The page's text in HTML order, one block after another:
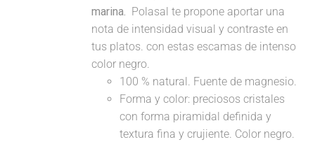
marina. Polasal te propone aportar una
nota de intensidad visual y contraste en
tus platos. con estas escamas de intenso
color negro.
100 % natural. Fuente de magnesio.
Forma y color: preciosos cristales
con forma piramidal definida y
textura fina y crujiente. Color negro.